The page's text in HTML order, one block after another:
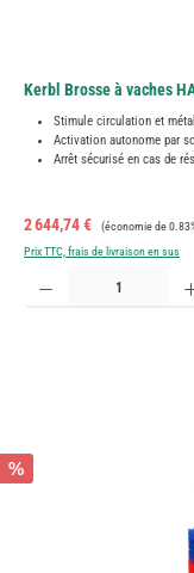
Kerbl Brosse à vaches
Stimule circulation et
Activation autonome par
Arrêt sécurisé en cas de
Prix de vente :
2 644,74 € Prix régulier :
(économie de
Prix TTC, frais de livraison en sus
Quantité de produit : Entrez la
%